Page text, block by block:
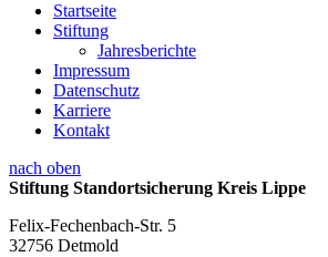
Startseite
Stiftung
Jahresberichte
Impressum
Datenschutz
Karriere
Kontakt
nach oben
Stiftung Standortsicherung Kreis Lippe
Felix-Fechenbach-Str. 5
32756 Detmold